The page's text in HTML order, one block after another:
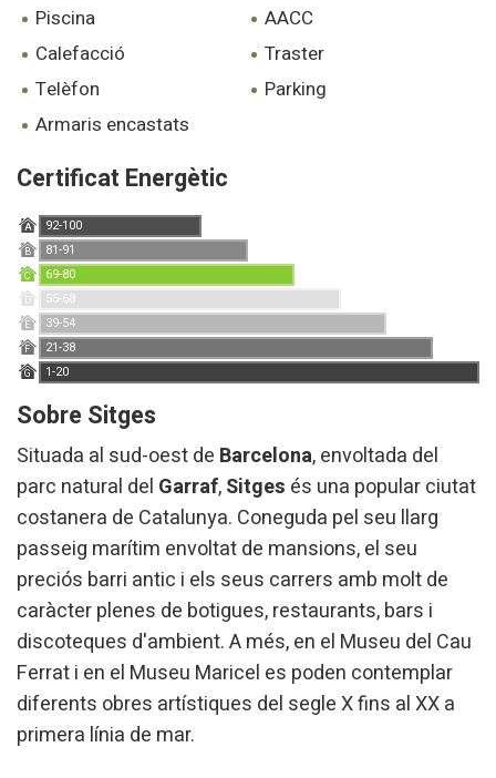
piscina
AACC
calefacció
traster
telèfon
parking
armaris encastats
Certificat Energètic
A 92-100
B 81-91
C 69-80
D 55-68
E 39-54
F 21-38
G 1-20
Sobre Sitges
Situada al sud-oest de Barcelona, envoltada del
parc natural del Garraf,Sitges és una popular ciutat
costanera de Catalunya. Coneguda pel seu llarg
passeig marítim envoltat de mansions, el seu
preciós barri antic i els seus carrers amb molt de
caràcter plenes de botigues, restaurants, bars i
discoteques d'ambient. A més, en el Museu del Cau
Ferrat i en el Museu Maricel es poden contemplar
diferents obres artístiques del segle X fins al XX a
primera línia de mar.